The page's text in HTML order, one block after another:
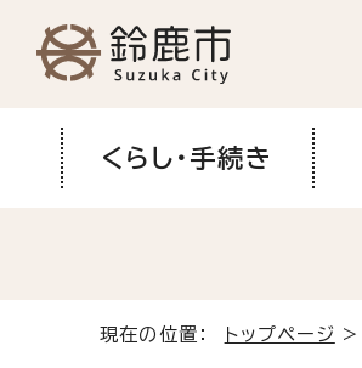
くらし・手続き
現在の位置： トップページ >